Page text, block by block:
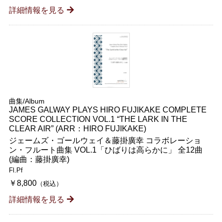
詳細情報を見る
曲集/Album
JAMES GALWAY PLAYS HIRO FUJIKAKE COMPLETE
SCORE COLLECTION VOL.1 “THE LARK IN THE
CLEAR AIR” (ARR：HIRO FUJIKAKE)
ジェームズ・ゴールウェイ＆藤掛廣幸 コラボレーショ
ン・フルート曲集 VOL.1「ひばりは高らかに」 全12曲
(編曲：藤掛廣幸)
Fl.Pf
￥8,800（税込）
詳細情報を見る